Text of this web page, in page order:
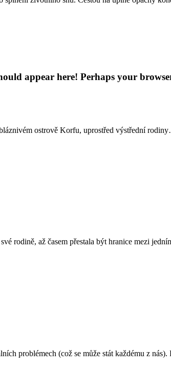
appear here! Perhaps your
ostrově Korfu, uprostřed výstřední
rodině, až časem přestala být hranice mezi
problémech (což se může stát každému z